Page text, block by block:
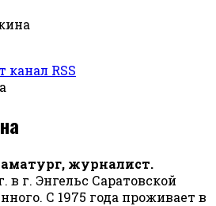
канал RSS
журналист.
в г. Энгельс Саратовской
С 1975 года проживает в